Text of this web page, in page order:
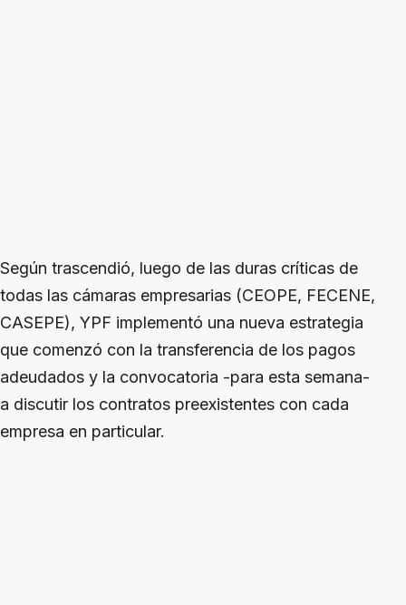
Según trascendió, luego de las duras críticas de
todas las cámaras empresarias (CEOPE, FECENE,
CASEPE), YPF implementó una nueva estrategia
que comenzó con la transferencia de los pagos
adeudados y la convocatoria -para esta semana-
a discutir los contratos preexistentes con cada
empresa en particular.